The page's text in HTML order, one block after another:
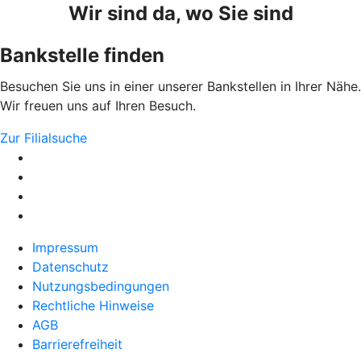
Wir sind da, wo Sie sind
Bankstelle finden
Besuchen Sie uns in einer unserer Bankstellen in Ihrer Nähe.
Wir freuen uns auf Ihren Besuch.
Zur Filialsuche
Impressum
Datenschutz
Nutzungsbedingungen
Rechtliche Hinweise
AGB
Barrierefreiheit